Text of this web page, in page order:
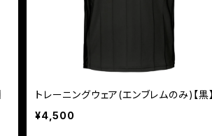
トレーニングウェア(エンブレムのみ)【黒】
¥4,500